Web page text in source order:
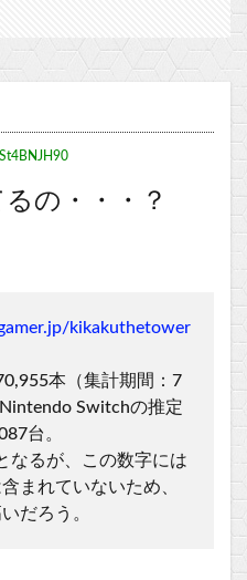
の・・・？
kikakuthetower
本（集計期間：7
Switchの推定
台。
なるが、この数字には
まれていないため、
だろう。